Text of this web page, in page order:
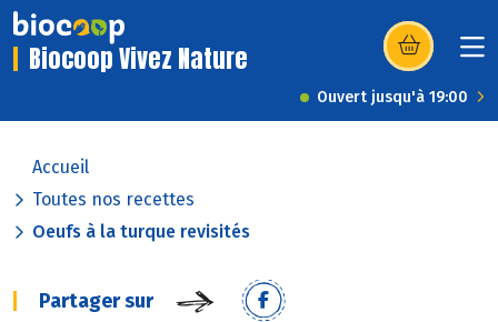
Biocoop Vivez Nature (s’ouvre dans
Ouvert jusqu'à 19:00
Accueil
Toutes nos recettes
Oeufs à la turque revisités
Partager sur